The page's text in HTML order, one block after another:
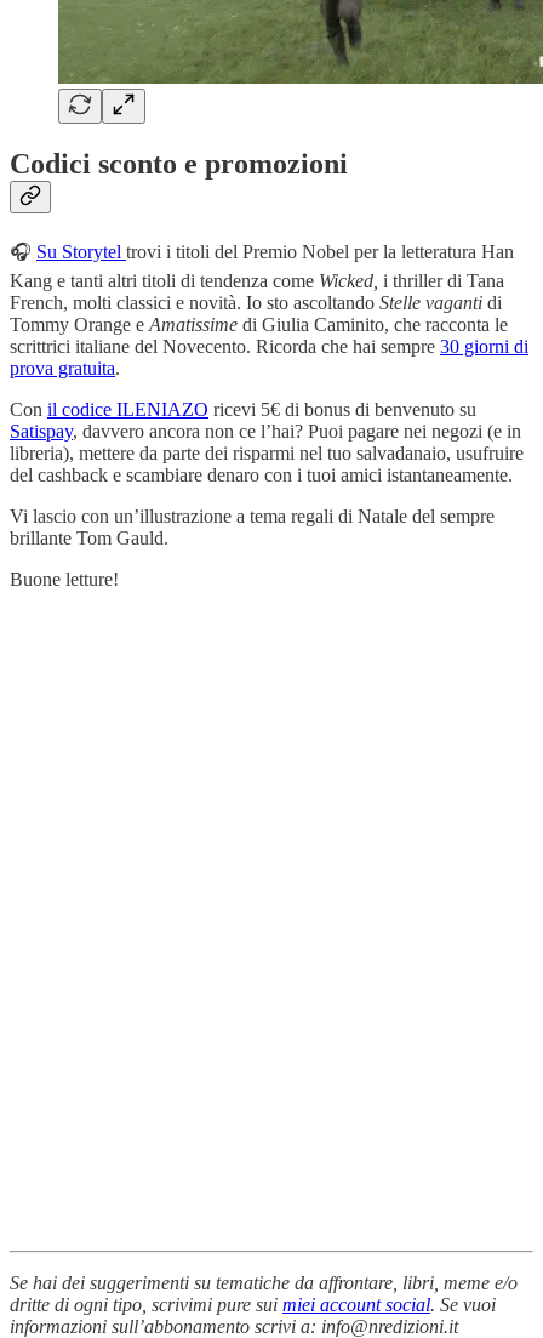
Codici sconto e promozioni
🎧 Su Storytel trovi i titoli del Premio Nobel per la letteratura Han
Kang e tanti altri titoli di tendenza come Wicked, i thriller di Tana
French, molti classici e novità. Io sto ascoltando Stelle vaganti di
Tommy Orange e Amatissime di Giulia Caminito, che racconta le
scrittrici italiane del Novecento. Ricorda che hai sempre 30 giorni di
prova gratuita.
Con il codice ILENIAZO ricevi 5€ di bonus di benvenuto su
Satispay, davvero ancora non ce l’hai? Puoi pagare nei negozi (e in
libreria), mettere da parte dei risparmi nel tuo salvadanaio, usufruire
del cashback e scambiare denaro con i tuoi amici istantaneamente.
Vi lascio con un’illustrazione a tema regali di Natale del sempre
brillante Tom Gauld.
Buone letture!
Se hai dei suggerimenti su tematiche da affrontare, libri, meme e/o
dritte di ogni tipo, scrivimi pure sui miei account social. Se vuoi
informazioni sull’abbonamento scrivi a: info@nredizioni.it